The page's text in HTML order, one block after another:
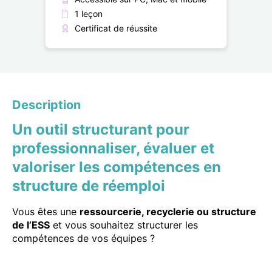
1 leçon
Certificat de réussite
Description
Un outil structurant pour
professionnaliser, évaluer et
valoriser les compétences en
structure de réemploi
Vous êtes une ressourcerie, recyclerie ou structure
de l’ESS et vous souhaitez structurer les
compétences de vos équipes ?